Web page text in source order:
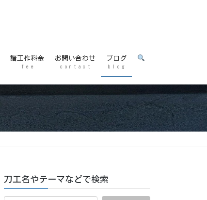
諸工作料金
f e e
お問い合わせ
c o n t a c t
ブログ
b l o g
刀工名やテーマなどで検索